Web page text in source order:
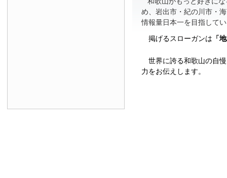
め、岩出市・紀の川市・
情報量日本一を目指して
掲げるスローガンは 「
世界に誇る和歌山の自
力をお伝えします。